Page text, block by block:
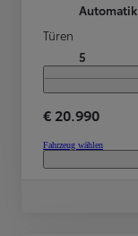
Automatik
Türen
5
€ 20.990
Fahrzeug wählen